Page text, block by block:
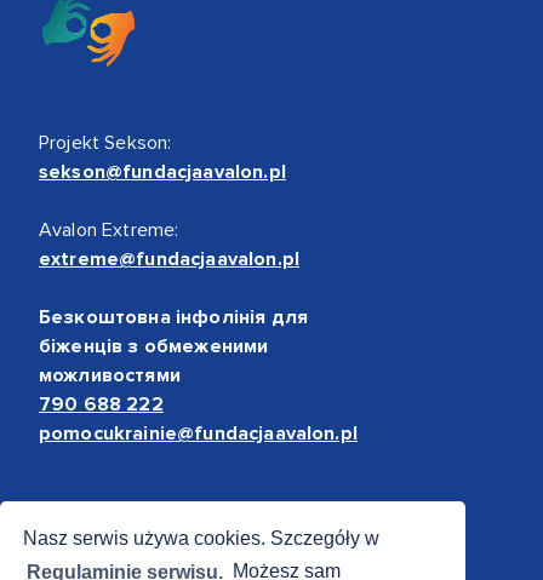
Nasz serwis używa cookies. Szczegóły w
Regulaminie serwisu. Możesz sam
Projekt Sekson:
sekson@fundacjaavalon.pl
Avalon Extreme:
extreme@fundacjaavalon.pl
Безкоштовна інфолінія для
біженців з обмеженими
можливостями
790 688 222
pomocukrainie@fundacjaavalon.pl
Bezpieczne płatności